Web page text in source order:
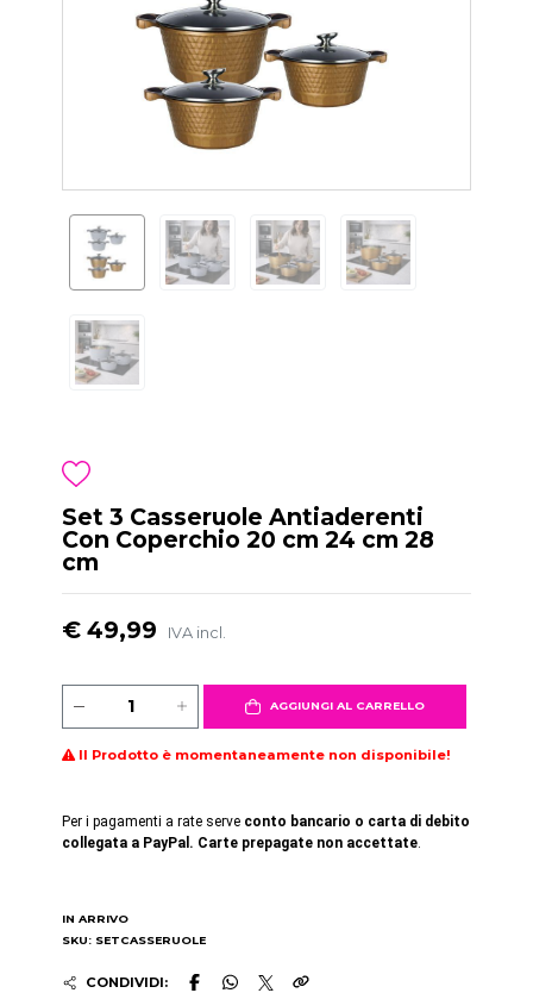
Set 3 Casseruole Antiaderenti
Con Coperchio 20 cm 24 cm 28
cm
€ 49,99 IVA incl.
AGGIUNGI AL CARRELLO
Il Prodotto è momentaneamente non disponibile!
Per i pagamenti a rate serve conto bancario o carta di debito
collegata a PayPal. Carte prepagate non accettate.
IN ARRIVO
SKU: SETCASSERUOLE
CONDIVIDI: